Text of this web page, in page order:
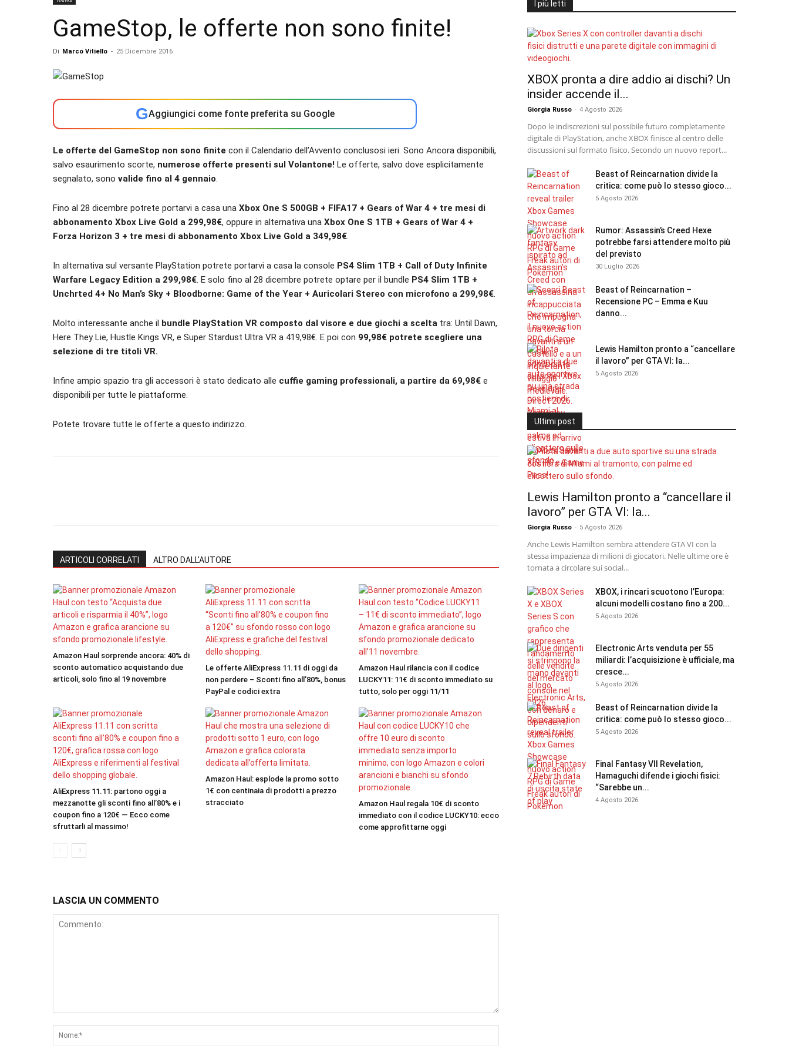
GameStop, le offerte non sono finite!
Di Marco Vitiello - 25 Dicembre 2016
GAggiungici come fonte preferita su Google
Le offerte del GameStop non sono finite con il Calendario dell’Avvento conclusosi ieri. Sono Ancora disponibili,
salvo esaurimento scorte, numerose offerte presenti sul Volantone! Le offerte, salvo dove esplicitamente
segnalato, sono valide fino al 4 gennaio.
Fino al 28 dicembre potrete portarvi a casa una Xbox One S 500GB + FIFA17 + Gears of War 4 + tre mesi di
abbonamento Xbox Live Gold a 299,98€, oppure in alternativa una Xbox One S 1TB + Gears of War 4 +
Forza Horizon 3 + tre mesi di abbonamento Xbox Live Gold a 349,98€.
In alternativa sul versante PlayStation potrete portarvi a casa la console PS4 Slim 1TB + Call of Duty Infinite
Warfare Legacy Edition a 299,98€. E solo fino al 28 dicembre potrete optare per il bundle PS4 Slim 1TB +
Unchrted 4+ No Man’s Sky + Bloodborne: Game of the Year + Auricolari Stereo con microfono a 299,98€.
Molto interessante anche il bundle PlayStation VR composto dal visore e due giochi a scelta tra: Until Dawn,
Here They Lie, Hustle Kings VR, e Super Stardust Ultra VR a 419,98€. E poi con 99,98€ potrete scegliere una
selezione di tre titoli VR.
Infine ampio spazio tra gli accessori è stato dedicato alle cuffie gaming professionali, a partire da 69,98€ e
disponibili per tutte le piattaforme.
Potete trovare tutte le offerte a questo indirizzo.
ARTICOLI CORRELATI ALTRO DALL'AUTORE
Amazon Haul sorprende ancora: 40% di
sconto automatico acquistando due
articoli, solo fino al 19 novembre
Le offerte AliExpress 11.11 di oggi da
non perdere – Sconti fino all’80%, bonus
PayPal e codici extra
Amazon Haul rilancia con il codice
LUCKY11: 11€ di sconto immediato su
tutto, solo per oggi 11/11
AliExpress 11.11: partono oggi a
mezzanotte gli sconti fino all’80% e i
coupon fino a 120€ — Ecco come
sfruttarli al massimo!
Amazon Haul: esplode la promo sotto
1€ con centinaia di prodotti a prezzo
stracciato
Amazon Haul regala 10€ di sconto
immediato con il codice LUCKY10: ecco
come approfittarne oggi
LASCIA UN COMMENTO
I più letti
XBOX pronta a dire addio ai dischi? Un
insider accende il...
Giorgia Russo - 4 Agosto 2026
Dopo le indiscrezioni sul possibile futuro completamente
digitale di PlayStation, anche XBOX finisce al centro delle
discussioni sul formato fisico. Secondo un nuovo report...
Beast of Reincarnation divide la
critica: come può lo stesso gioco...
5 Agosto 2026
Rumor: Assassin’s Creed Hexe
potrebbe farsi attendere molto più
del previsto
30 Luglio 2026
Beast of Reincarnation –
Recensione PC – Emma e Kuu
danno...
Lewis Hamilton pronto a “cancellare
il lavoro” per GTA VI: la...
5 Agosto 2026
Ultimi post
Lewis Hamilton pronto a “cancellare il
lavoro” per GTA VI: la...
Giorgia Russo - 5 Agosto 2026
Anche Lewis Hamilton sembra attendere GTA VI con la
stessa impazienza di milioni di giocatori. Nelle ultime ore è
tornata a circolare sui social...
XBOX, i rincari scuotono l’Europa:
alcuni modelli costano fino a 200...
5 Agosto 2026
Electronic Arts venduta per 55
miliardi: l’acquisizione è ufficiale, ma
cresce...
5 Agosto 2026
Beast of Reincarnation divide la
critica: come può lo stesso gioco...
5 Agosto 2026
Final Fantasy VII Revelation,
Hamaguchi difende i giochi fisici:
“Sarebbe un...
4 Agosto 2026